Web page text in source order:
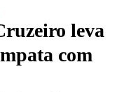
leva
com